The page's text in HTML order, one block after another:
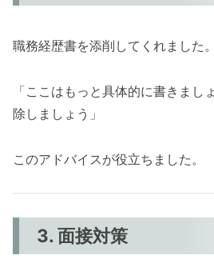
職務経歴書を添削してくれました。
「ここはもっと具体的に書きまし
除しましょう」
このアドバイスが役立ちました。
3. 面接対策